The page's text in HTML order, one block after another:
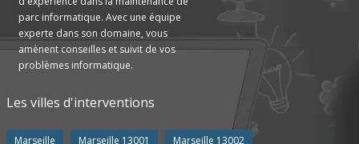
parc informatique. Avec une équipe
experte dans son domaine, vous
amènent conseilles et suivit de vos
problèmes informatique.
Les villes d'interventions
Marseille Marseille 13001 Marseille 13002